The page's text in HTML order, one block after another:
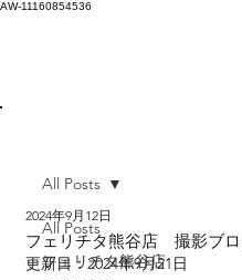
AW-11160854536
All Posts
フェリチタ熊谷店
All Posts
フェリチタ熊谷店 撮影ブ
2024年9月12日
更新日：2024年9月21日